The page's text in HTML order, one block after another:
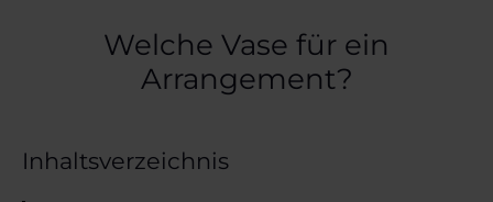
Welche Vase für ein
Arrangement?
Inhaltsverzeichnis